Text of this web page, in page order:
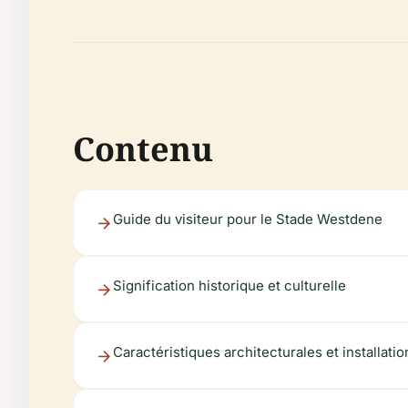
Contenu
Guide du visiteur pour le Stade Westdene
Signification historique et culturelle
Caractéristiques architecturales et